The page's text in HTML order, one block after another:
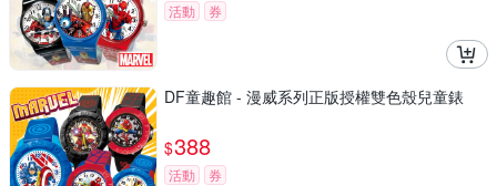
活動 券
DF童趣館 - 漫威系列正版授權雙色殼兒童錶
$388
活動 券